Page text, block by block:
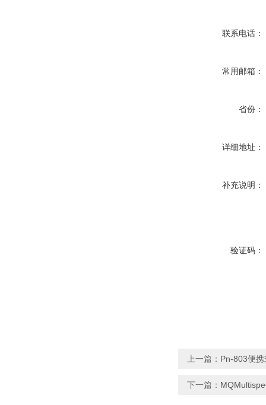
联系电话：
常用邮箱：
省份：
详细地址：
补充说明：
验证码：
上一篇： Pn-803便
下一篇：